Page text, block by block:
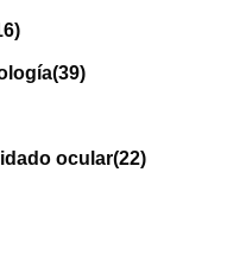
(39)
ocular(22)